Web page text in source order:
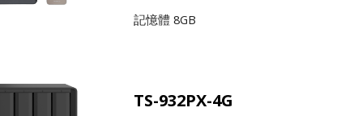
記憶體 8GB
TS-932PX-4G